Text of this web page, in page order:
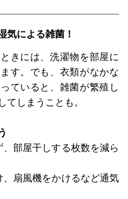
気による雑菌！
きには、洗濯物を部屋に
す。でも、衣類がなかな
ていると、雑菌が繁殖し
てしまうことも。
部屋干しする枚数を減ら
扇風機をかけるなど通気